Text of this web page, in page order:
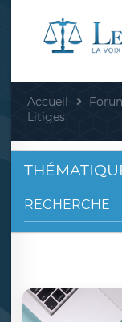
Accueil
Litiges